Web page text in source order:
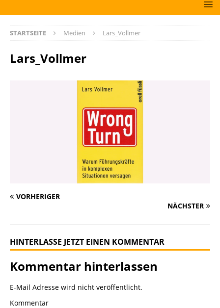
STARTSEITE Medien Lars_Vollmer
Lars_Vollmer
VORHERIGER
NÄCHSTER
HINTERLASSE JETZT EINEN KOMMENTAR
Kommentar hinterlassen
E-Mail Adresse wird nicht veröffentlicht.
Kommentar